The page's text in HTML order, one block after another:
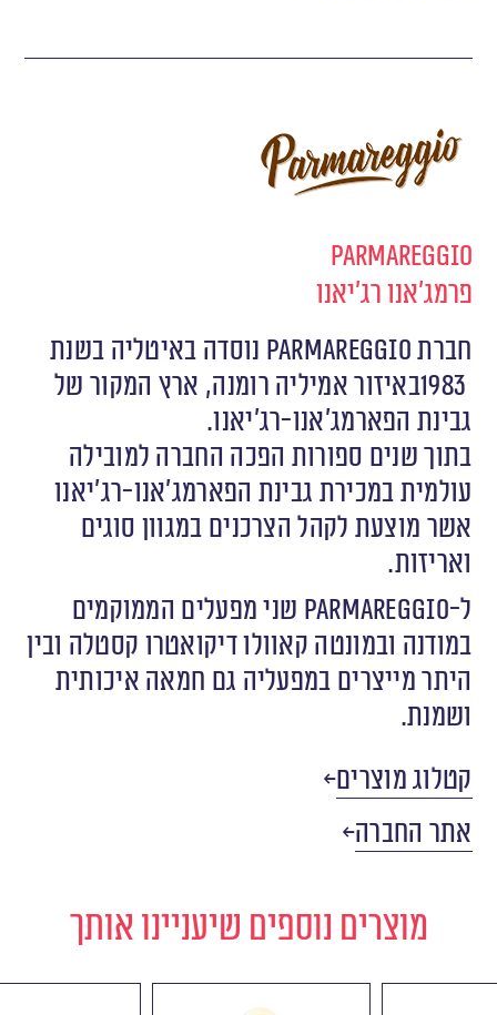
Parmareggio
פרמג'אנו רג'יאנו
חברת PARMAREGGIO נוסדה‭ ‬באיטליה‭ ‬בשנת‭
‬1983‭ ‬באיזור‭ ‬אמיליה‭ ‬רומנה, ‬ארץ‭ ‬המקור‭ ‬של‭
‬גבינת‭ ‬הפארמג‭’‬אנו‭-‬רג‭’‬יאנו.
‬עולמית‭ ‬במכירת‭ ‬גבינת‭ ‬הפארמג‭’‬אנו‭-‬רג‭’‬יאנו‭
‬ואריזות.
‬במודנה‭ ‬ובמונטה‭ ‬קאוולו‭ ‬דיקואטרו‭ ‬קסטלה‭ ‬ובין‭
‬ושמנת. ‬
קטלוג מוצרים
אתר החברה
מוצרים נוספים שיעניינו אותך